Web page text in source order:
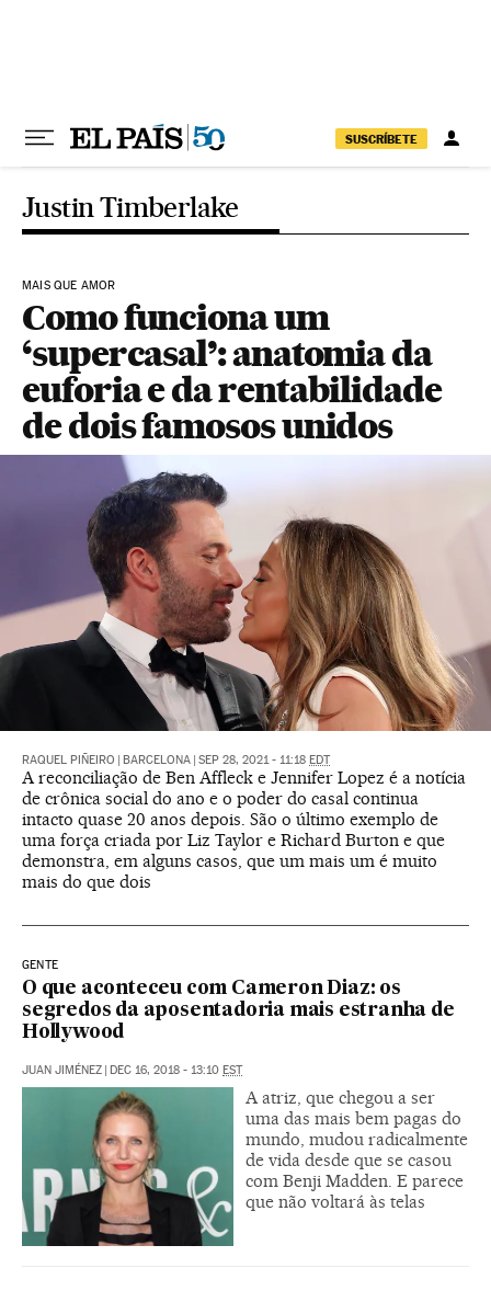
SUSCRÍBETE
Justin Timberlake
MAIS QUE AMOR
Como funciona um
‘supercasal’: anatomia da
euforia e da rentabilidade
de dois famosos unidos
RAQUEL PIÑEIRO BARCELONA SEP 28, 2021 - 11:18 EDT
A reconciliação de Ben Affleck e Jennifer Lopez é a notícia
de crônica social do ano e o poder do casal continua
intacto quase 20 anos depois. São o último exemplo de
uma força criada por Liz Taylor e Richard Burton e que
demonstra, em alguns casos, que um mais um é muito
mais do que dois
GENTE
O que aconteceu com Cameron Diaz: os
segredos da aposentadoria mais estranha de
Hollywood
JUAN JIMÉNEZ DEC 16, 2018 - 13:10 EST
A atriz, que chegou a ser
uma das mais bem pagas do
mundo, mudou radicalmente
de vida desde que se casou
com Benji Madden. E parece
que não voltará às telas